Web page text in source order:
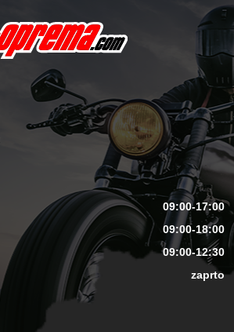
09:00-17:00
09:00-18:00
09:00-12:30
zaprto